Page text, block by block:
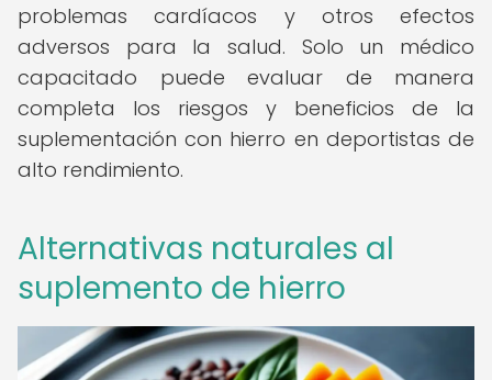
problemas cardíacos y otros efectos
adversos para la salud. Solo un médico
capacitado puede evaluar de manera
completa los riesgos y beneficios de la
suplementación con hierro en deportistas de
alto rendimiento.
Alternativas naturales al
suplemento de hierro